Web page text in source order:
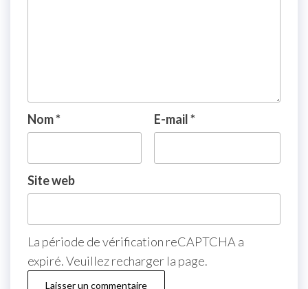
Nom* E-mail*
Site web
La période de vérification reCAPTCHA a
expiré. Veuillez recharger la page.